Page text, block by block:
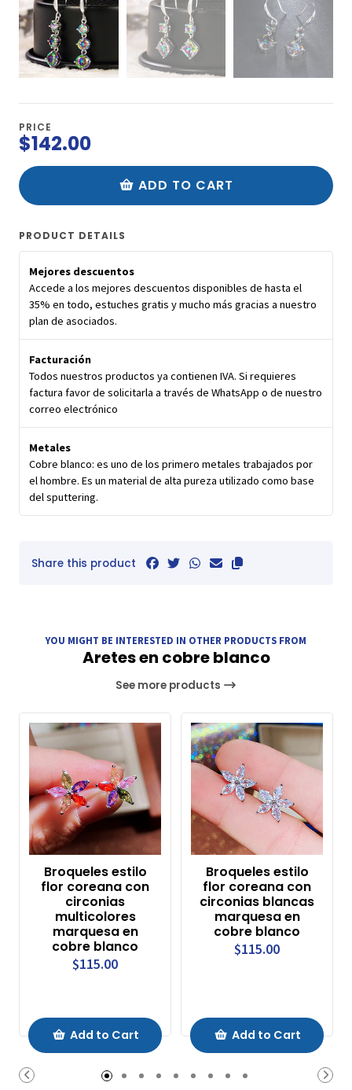
PRICE
$142.00
ADD TO CART
PRODUCT DETAILS
Mejores descuentos
Accede a los mejores descuentos disponibles de hasta el
35% en todo, estuches gratis y mucho más gracias a nuestro
plan de asociados.
Facturación
Todos nuestros productos ya contienen IVA. Si requieres
factura favor de solicitarla a través de WhatsApp o de nuestro
correo electrónico
Metales
Cobre blanco: es uno de los primero metales trabajados por
el hombre. Es un material de alta pureza utilizado como base
del sputtering.
Share this product
YOU MIGHT BE INTERESTED IN OTHER PRODUCTS FROM
Aretes en cobre blanco
See more products
Broqueles estilo
flor coreana con
circonias
multicolores
marquesa en
cobre blanco
$115.00
Add to Cart
Broqueles estilo
flor coreana con
circonias blancas
marquesa en
cobre blanco
$115.00
Add to Cart